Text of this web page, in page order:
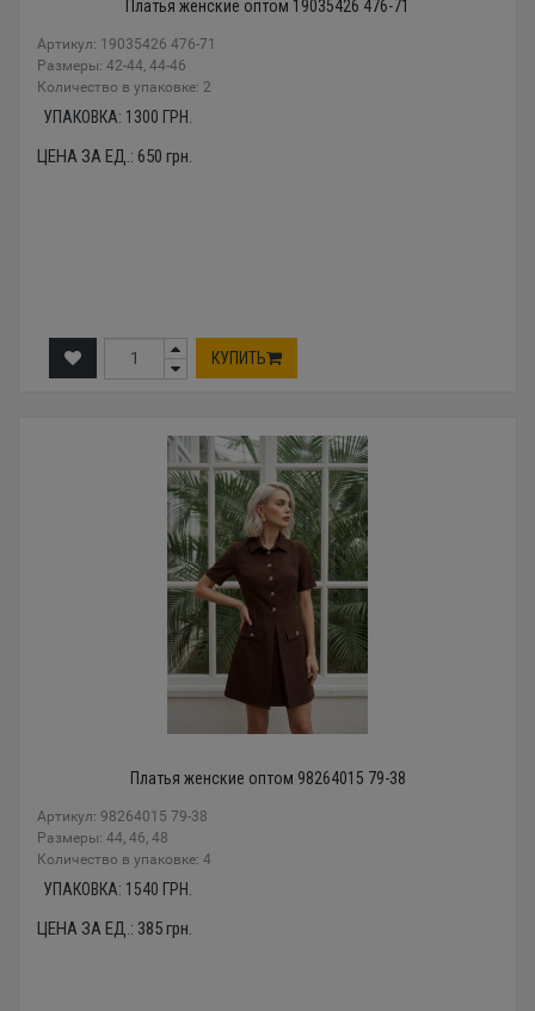
Платья женские оптом 19035426 476-71
Артикул: 19035426 476-71
Размеры: 42-44, 44-46
Количество в упаковке: 2
УПАКОВКА: 1300 ГРН.
ЦЕНА ЗА ЕД.: 650 грн.
КУПИТЬ
Платья женские оптом 98264015 79-38
Артикул: 98264015 79-38
Размеры: 44, 46, 48
Количество в упаковке: 4
УПАКОВКА: 1540 ГРН.
ЦЕНА ЗА ЕД.: 385грн.